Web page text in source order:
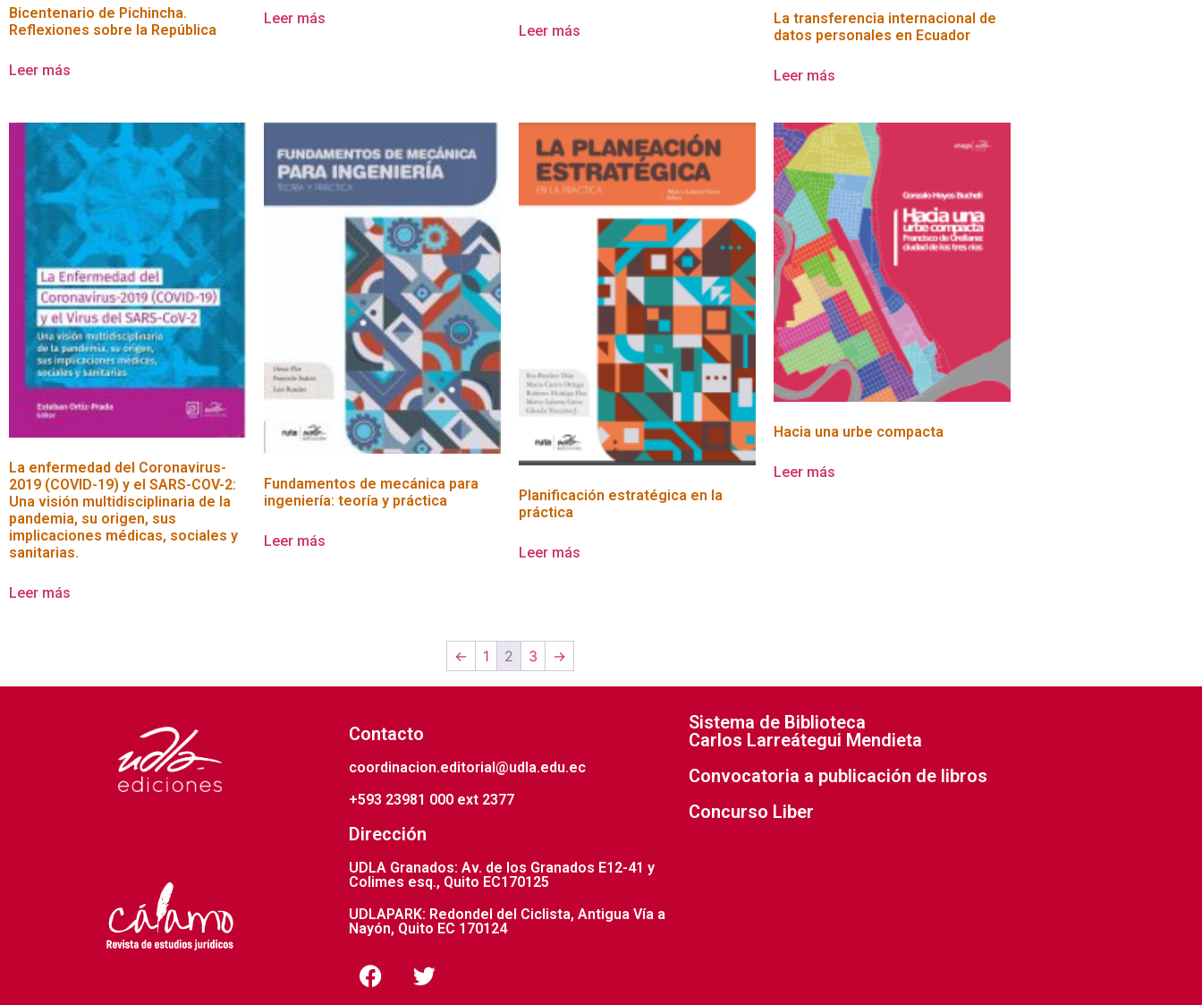
Bicentenario de Pichincha.
Reflexiones sobre la República
Leer más
Leer más
Leer más
La transferencia internacional de
datos personales en Ecuador
Leer más
La enfermedad del Coronavirus-
2019 (COVID-19) y el SARS-COV-2:
Una visión multidisciplinaria de la
pandemia, su origen, sus
implicaciones médicas, sociales y
sanitarias.
Leer más
Fundamentos de mecánica para
ingeniería: teoría y práctica
Leer más
Planificación estratégica en la
práctica
Leer más
Hacia una urbe compacta
Leer más
← 1 2 3 →
Contacto
coordinacion.editorial@udla.edu.ec
+593 23981 000 ext 2377
Dirección
UDLA Granados: Av. de los Granados E12-41 y
Colimes esq., Quito EC170125
UDLAPARK: Redondel del Ciclista, Antigua Vía a
Nayón, Quito EC 170124
Sistema de Biblioteca
Carlos Larreátegui Mendieta
Convocatoria a publicación de libros
Concurso Liber